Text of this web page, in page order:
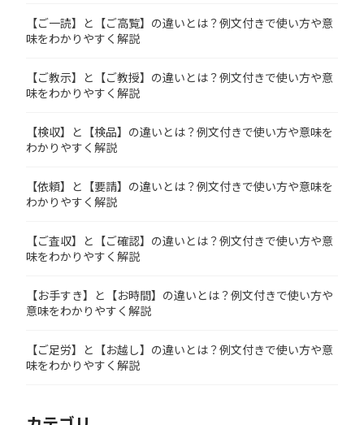
【ご一読】と【ご高覧】の違いとは？例文付きで使い方や意
味をわかりやすく解説
【ご教示】と【ご教授】の違いとは？例文付きで使い方や意
味をわかりやすく解説
【検収】と【検品】の違いとは？例文付きで使い方や意味を
わかりやすく解説
【依頼】と【要請】の違いとは？例文付きで使い方や意味を
わかりやすく解説
【ご査収】と【ご確認】の違いとは？例文付きで使い方や意
味をわかりやすく解説
【お手すき】と【お時間】の違いとは？例文付きで使い方や
意味をわかりやすく解説
【ご足労】と【お越し】の違いとは？例文付きで使い方や意
味をわかりやすく解説